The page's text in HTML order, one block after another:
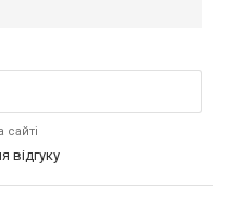
відгуку